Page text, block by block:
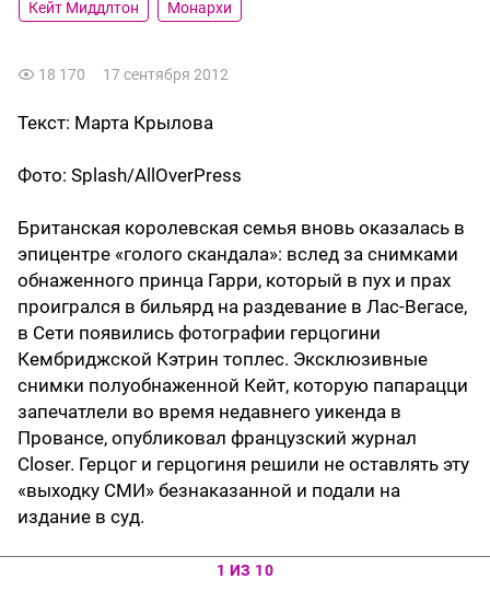
Кейт Миддлтон Монархи
18 170 17 сентября 2012
Текст: Марта Крылова
Фото: Splash/AllOverPress
Британская королевская семья вновь оказалась в
эпицентре «голого скандала»: вслед за снимками
обнаженного принца Гарри, который в пух и прах
проигрался в бильярд на раздевание в Лас-Вегасе,
в Сети появились фотографии герцогини
Кембриджской Кэтрин топлес. Эксклюзивные
снимки полуобнаженной Кейт, которую папарацци
запечатлели во время недавнего уикенда в
Провансе, опубликовал французский журнал
Closer. Герцог и герцогиня решили не оставлять эту
«выходку СМИ» безнаказанной и подали на
издание в суд.
1 ИЗ 10